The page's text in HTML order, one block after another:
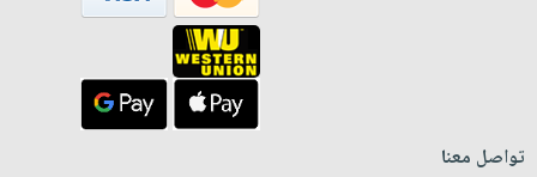
تواصل معنا